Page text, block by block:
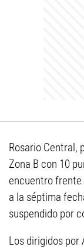
Rosario Central,
Zona B con 10
encuentro frente
a la séptima
suspendido por
Los dirigidos por